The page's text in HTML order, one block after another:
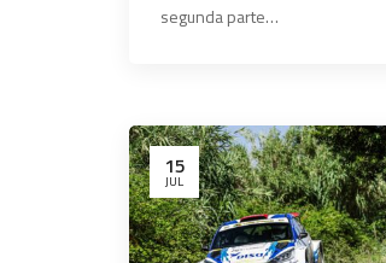
segunda parte…
15
JUL